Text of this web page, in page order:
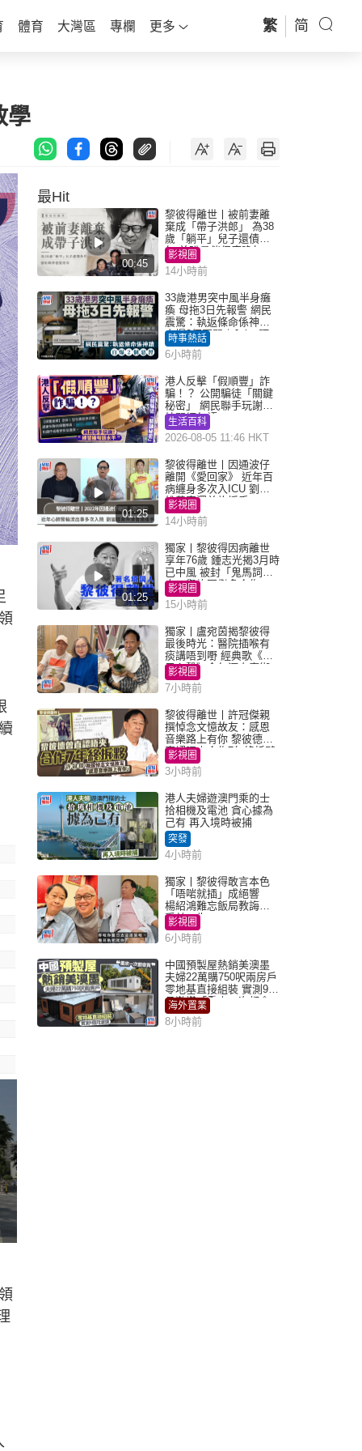
體育 大灣區 專欄 更多 繁 简
學
最Hit
00:45
黎彼得離世丨被前妻離
棄成「帶子洪郎」 為38
歲「躺平」兒子還債多
年 曾盼尋伴侶度晚年
影視圈
14小時前
33歲港男突中風半身癱
瘓 母拖3日先報警 網民
震驚：執返條命係神蹟
自爆2個惡習｜Juicy叮
時事熱話
6小時前
港人反擊「假順豐」詐
騙！？ 公開騙徒「關鍵
秘密」 網民聯手玩謝：
練習緬甸語
生活百科
2026-08-05 11:46 HKT
01:25
黎彼得離世丨因通波仔
離開《愛回家》 近年百
病纏身多次入ICU 劉鑾
雄黃宗澤曾施援手
影視圈
14小時前
01:25
獨家丨黎彼得因病離世
享年76歲 鍾志光揭3月時
已中風 被封「鬼馬詞
人」與許冠傑多合作
影視圈
15小時前
獨家丨盧宛茵揭黎彼得
最後時光：醫院插喉有
痰講唔到嘢 經典歌《浪
子心聲》金句源自廟街
睇相佬
影視圈
7小時前
黎彼得離世丨許冠傑親
撰悼念文憶故友：感恩
音樂路上有你 黎彼德曾
直認唔夾合作7年終拆夥
影視圈
3小時前
港人夫婦遊澳門乘的士
拾相機及電池 貪心據為
己有 再入境時被捕
突發
4小時前
獨家丨黎彼得敢言本色
「唔啱就插」成絕響
楊紹鴻難忘飯局教誨：
受益一生
影視圈
6小時前
中國預製屋熱銷美澳墨
夫婦22萬購750呎兩房戶
零地基直接組裝 實測9個
月激讚「重來一次都會
買」
海外置業
8小時前